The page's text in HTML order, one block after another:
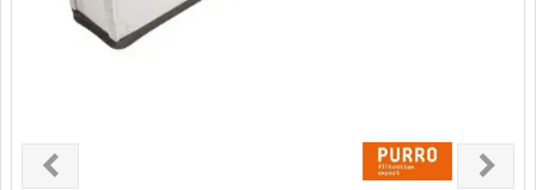
chevron_leftPrevious chevron_right
Next